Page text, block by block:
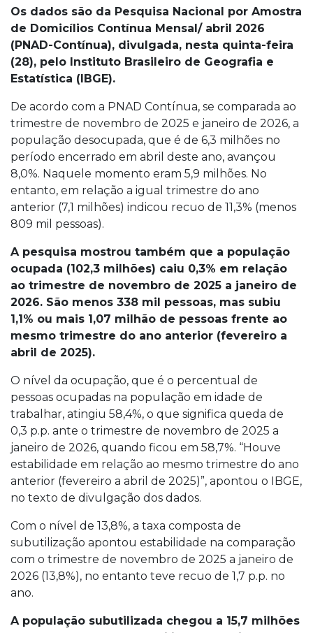
Os dados são da Pesquisa Nacional por Amostra
de Domicílios Contínua Mensal/ abril 2026
(PNAD-Contínua), divulgada, nesta quinta-feira
(28), pelo Instituto Brasileiro de Geografia e
Estatística (IBGE).
De acordo com a PNAD Contínua, se comparada ao
trimestre de novembro de 2025 e janeiro de 2026, a
população desocupada, que é de 6,3 milhões no
período encerrado em abril deste ano, avançou
8,0%. Naquele momento eram 5,9 milhões. No
entanto, em relação a igual trimestre do ano
anterior (7,1 milhões) indicou recuo de 11,3% (menos
809 mil pessoas).
A pesquisa mostrou também que a população
ocupada (102,3 milhões) caiu 0,3% em relação
ao trimestre de novembro de 2025 a janeiro de
2026. São menos 338 mil pessoas, mas subiu
1,1% ou mais 1,07 milhão de pessoas frente ao
mesmo trimestre do ano anterior (fevereiro a
abril de 2025).
O nível da ocupação, que é o percentual de
pessoas ocupadas na população em idade de
trabalhar, atingiu 58,4%, o que significa queda de
0,3 p.p. ante o trimestre de novembro de 2025 a
janeiro de 2026, quando ficou em 58,7%. “Houve
estabilidade em relação ao mesmo trimestre do ano
anterior (fevereiro a abril de 2025)”, apontou o IBGE,
no texto de divulgação dos dados.
Com o nível de 13,8%, a taxa composta de
subutilização apontou estabilidade na comparação
com o trimestre de novembro de 2025 a janeiro de
2026 (13,8%), no entanto teve recuo de 1,7 p.p. no
ano.
A população subutilizada chegou a 15,7 milhões